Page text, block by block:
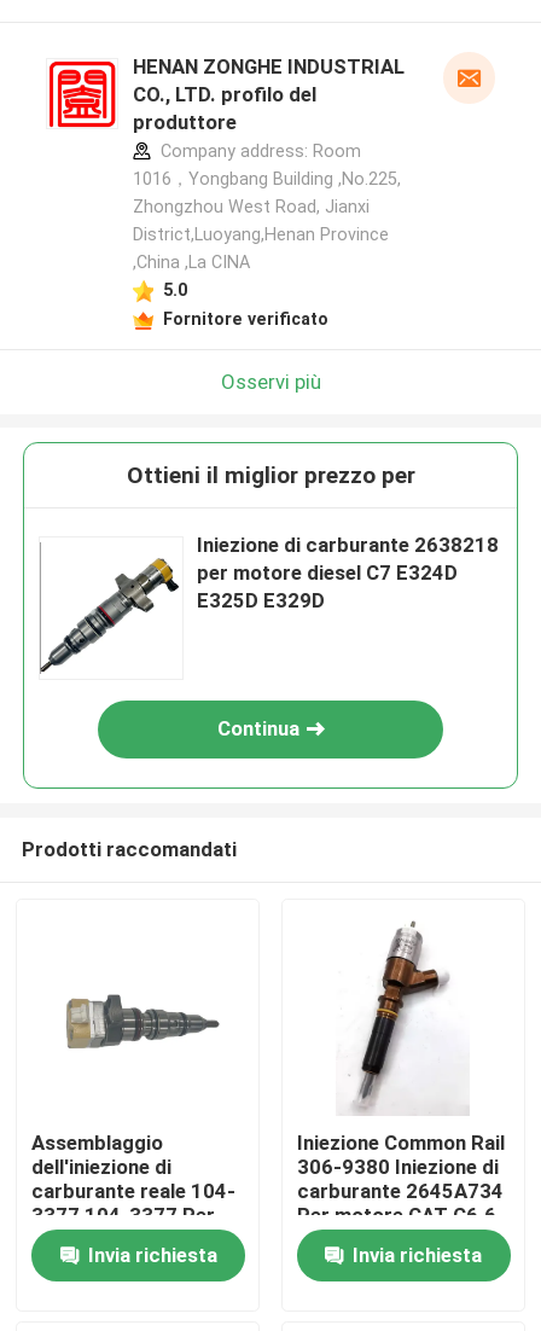
Casa
Prodotti
HENAN ZONGHE INDUSTRIAL
CO., LTD. profilo del
produttore
Company address: Room
1016，Yongbang Building ,No.225,
Zhongzhou West Road, Jianxi
District,Luoyang,Henan Province
,China ,La CINA
5.0
Fornitore verificato
Osservi più
Ottieni il miglior prezzo per
Iniezione di carburante 2638218
per motore diesel C7 E324D
E325D E329D
Continua
Prodotti raccomandati
Assemblaggio
dell'iniezione di
carburante reale 104-
3377 104-3377 Per
motori CAT serie 3126
Invia richiesta
Iniezione Common Rail
306-9380 Iniezione di
carburante 2645A734
Per motore CAT C6.6
C4.4
Invia richiesta